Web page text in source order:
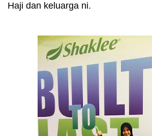
Haji dan keluarga ni.